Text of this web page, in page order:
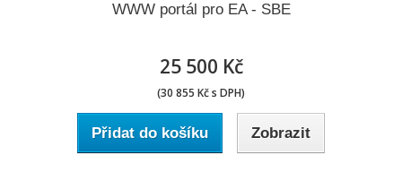
WWW portál pro EA - SBE
25 500 Kč
(30 855 Kč s DPH)
Přidat do košíku Zobrazit